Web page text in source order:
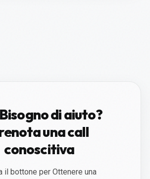
di aiuto?
una call
conoscitiva
il bottone per Ottenere una